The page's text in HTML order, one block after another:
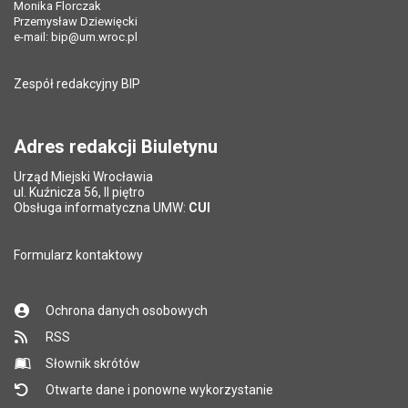
Ostatnio zaktualizował:
Data ostatniej aktualizacji:
Adres e-mail znajomego
Pytanie antyspamowe
*
Pole wymagane
Monika Florczak
Przemysław Dziewięcki
e-mail: bip@um.wroc.pl
Zespół redakcyjny BIP
Adres redakcji Biuletynu
Urząd Miejski Wrocławia
ul. Kuźnicza 56, II piętro
Obsługa informatyczna UMW: CUI
Formularz kontaktowy
Ochrona danych osobowych
RSS
Słownik skrótów
Otwarte dane i ponowne wykorzystanie